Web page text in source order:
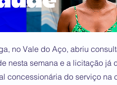
no Vale do Aço, abriu
nesta semana e a licitação já
concessionária do serviço